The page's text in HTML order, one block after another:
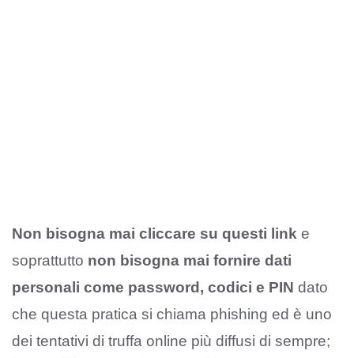
Non bisogna mai cliccare su questi link e
soprattutto non bisogna mai fornire dati
personali come password, codici e PIN dato
che questa pratica si chiama phishing ed è uno
dei tentativi di truffa online più diffusi di sempre;